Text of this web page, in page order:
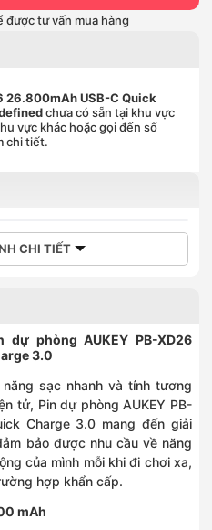
được tư vấn mua hàng
26.800mAh USB-C Quick
chưa có sẵn tại khu vực
vực khác hoặc gọi đến số
chi tiết.
CHI TIẾT
phòng AUKEY PB-XD26
3.0
sạc nhanh và tính tương
tử, Pin dự phòng AUKEY PB-
Charge 3.0 mang đến giải
bảo được nhu cầu về năng
của mình mỗi khi đi chơi xa,
hợp khẩn cấp.
mAh